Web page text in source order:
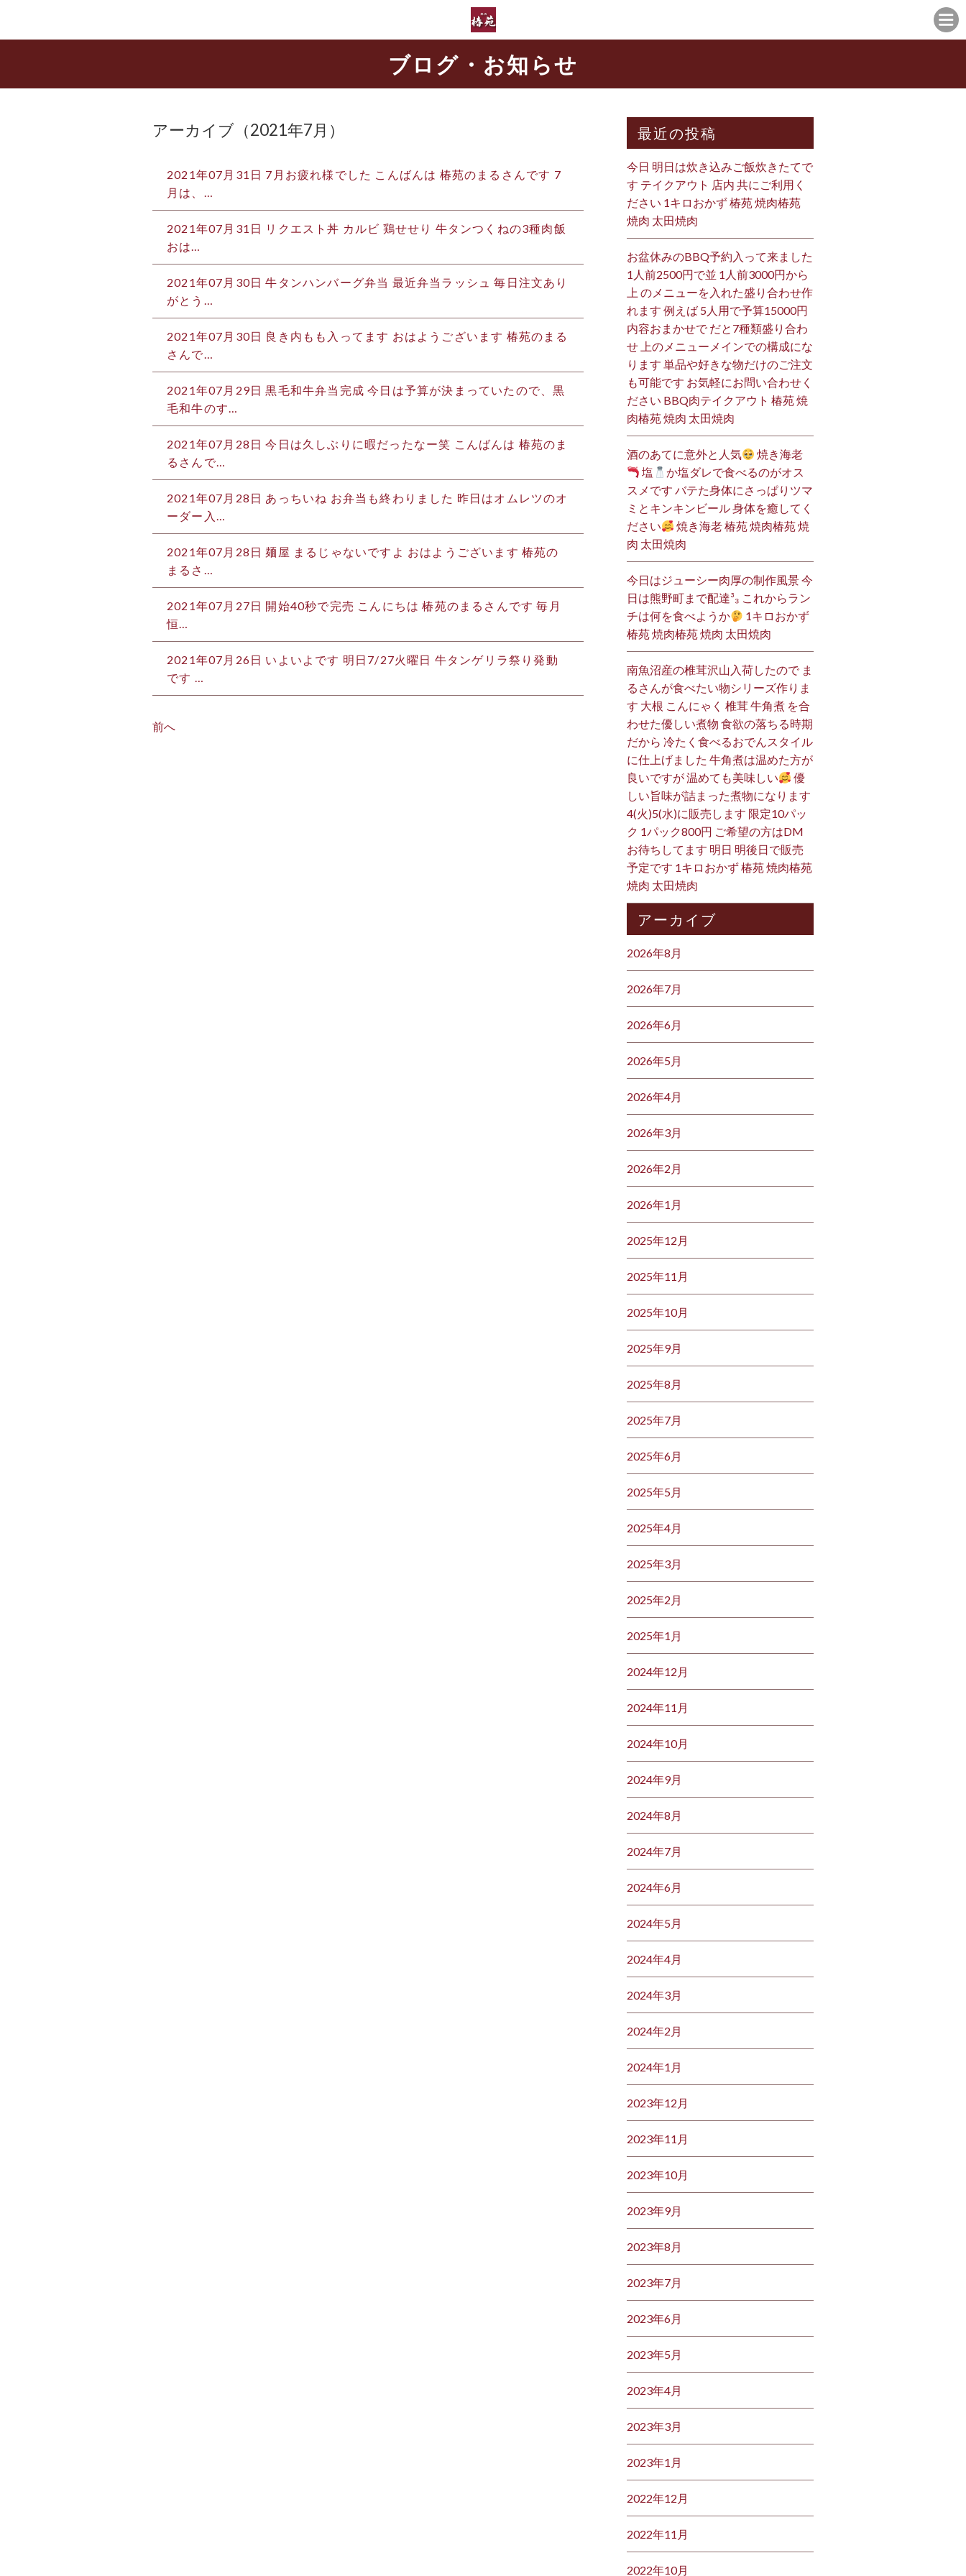
ブログ・お知らせ
アーカイブ（2021年7月）
2021年07月31日 7月お疲れ様でした こんばんは 椿苑のまるさんです 7
月は、…
2021年07月31日 リクエスト丼 カルビ 鶏せせり 牛タンつくねの3種肉飯
おは…
2021年07月30日 牛タンハンバーグ弁当 最近弁当ラッシュ️ 毎日注文あり
がとう…
2021年07月30日 良き内もも入ってます おはようございます️ 椿苑のまる
さんで…
2021年07月29日 黒毛和牛弁当完成 今日は予算が決まっていたので、黒
毛和牛のす…
2021年07月28日 今日は久しぶりに暇だったなー笑 こんばんは 椿苑のま
るさんで…
2021年07月28日 あっちいね お弁当も終わりました 昨日はオムレツのオ
ーダー入…
2021年07月28日 麺屋 まるじゃないですよ おはようございます️ 椿苑の
まるさ…
2021年07月27日 開始40秒で完売️ こんにちは️ 椿苑のまるさんです 毎月
恒…
2021年07月26日 いよいよです 明日7/27火曜日 牛タンゲリラ祭り発動
です …
前へ
最近の投稿
今日 明日は炊き込みご飯炊きたてで
す テイクアウト 店内 共にご利用く
ださい 1キロおかず 椿苑 焼肉椿苑
焼肉 太田焼肉
お盆休みのBBQ予約入って来ました
1人前2500円で並 1人前3000円から
上 のメニューを入れた盛り合わせ作
れます 例えば 5人用で予算15000円
内容おまかせで だと7種類盛り合わ
せ 上のメニューメインでの構成にな
ります 単品や好きな物だけのご注文
も可能です お気軽にお問い合わせく
ださい BBQ肉テイクアウト 椿苑 焼
肉椿苑 焼肉 太田焼肉
酒のあてに意外と人気
焼き海老
塩
か塩ダレで食べるのがオス
スメです バテた身体にさっぱりツマ
ミとキンキンビール 身体を癒してく
ださい
焼き海老 椿苑 焼肉椿苑 焼
肉 太田焼肉
今日はジューシー肉厚の制作風景 今
日は熊野町まで配達³₃ これからラン
チは何を食べようか
1キロおかず
椿苑 焼肉椿苑 焼肉 太田焼肉
南魚沼産の椎茸沢山入荷したので ま
るさんが食べたい物シリーズ作りま
す 大根 こんにゃく 椎茸 牛角煮 を合
わせた優しい煮物 食欲の落ちる時期
だから 冷たく食べるおでんスタイル
に仕上げました 牛角煮は温めた方が
良いですが 温めても美味しい
優
しい旨味が詰まった煮物になります
4(火)5(水)に販売します 限定10パッ
ク 1パック800円 ご希望の方はDM
お待ちしてます 明日 明後日で販売
予定です 1キロおかず 椿苑 焼肉椿苑
焼肉 太田焼肉
アーカイブ
2026年8月
2026年7月
2026年6月
2026年5月
2026年4月
2026年3月
2026年2月
2026年1月
2025年12月
2025年11月
2025年10月
2025年9月
2025年8月
2025年7月
2025年6月
2025年5月
2025年4月
2025年3月
2025年2月
2025年1月
2024年12月
2024年11月
2024年10月
2024年9月
2024年8月
2024年7月
2024年6月
2024年5月
2024年4月
2024年3月
2024年2月
2024年1月
2023年12月
2023年11月
2023年10月
2023年9月
2023年8月
2023年7月
2023年6月
2023年5月
2023年4月
2023年3月
2023年1月
2022年12月
2022年11月
2022年10月